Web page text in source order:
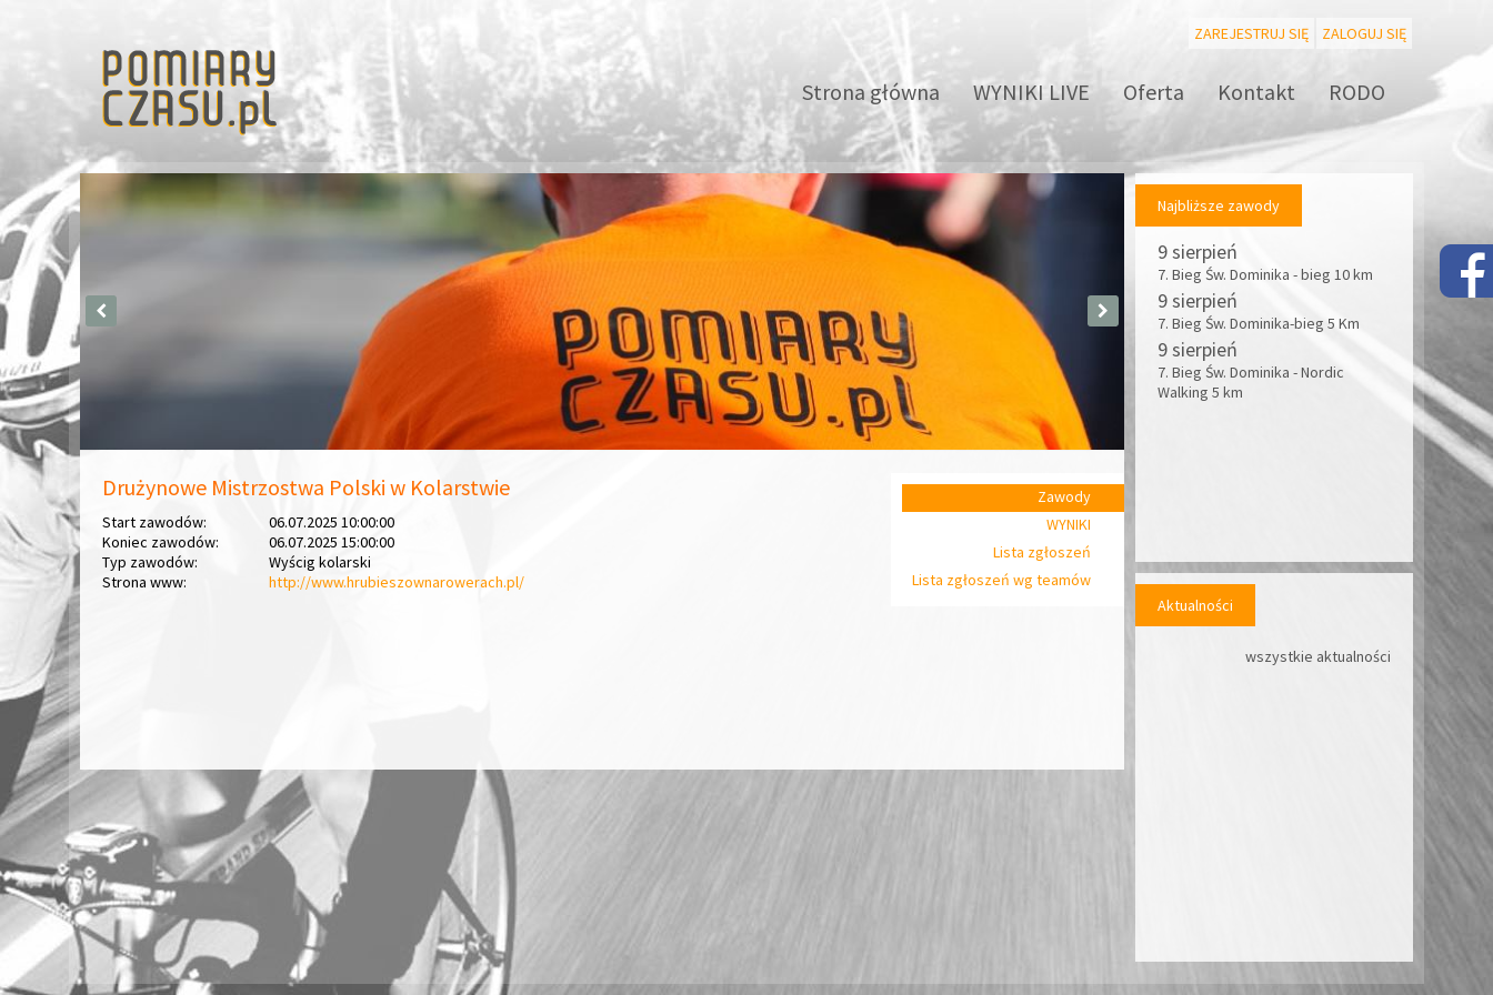
ZAREJESTRUJ SIĘ ZALOGUJ SIĘ
Strona główna WYNIKI LIVE Oferta Kontakt RODO
Najbliższe zawody
9 sierpień
7. Bieg Św. Dominika - bieg 10 km
9 sierpień
7. Bieg Św. Dominika-bieg 5 Km
9 sierpień
7. Bieg Św. Dominika - Nordic
Walking 5 km
Aktualności
wszystkie aktualności
Zawody
WYNIKI
Lista zgłoszeń
Lista zgłoszeń wg teamów
Drużynowe Mistrzostwa Polski w Kolarstwie
Start zawodów:
06.07.2025 10:00:00
Koniec zawodów:
06.07.2025 15:00:00
Typ zawodów:
Wyścig kolarski
Strona www:
http://www.hrubieszownarowerach.pl/